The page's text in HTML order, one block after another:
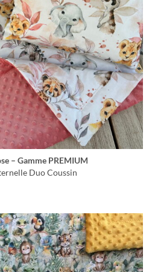
– Gamme PREMIUM
Duo Coussin